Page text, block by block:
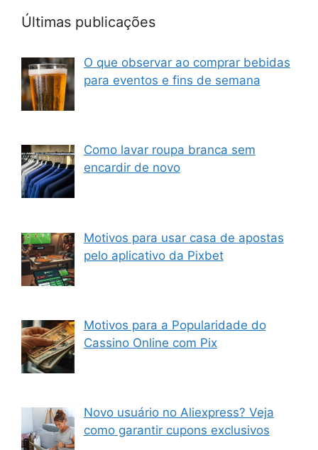
Últimas publicações
O que observar ao comprar bebidas
para eventos e fins de semana
Como lavar roupa branca sem
encardir de novo
Motivos para usar casa de apostas
pelo aplicativo da Pixbet
Motivos para a Popularidade do
Cassino Online com Pix
Novo usuário no Aliexpress? Veja
como garantir cupons exclusivos